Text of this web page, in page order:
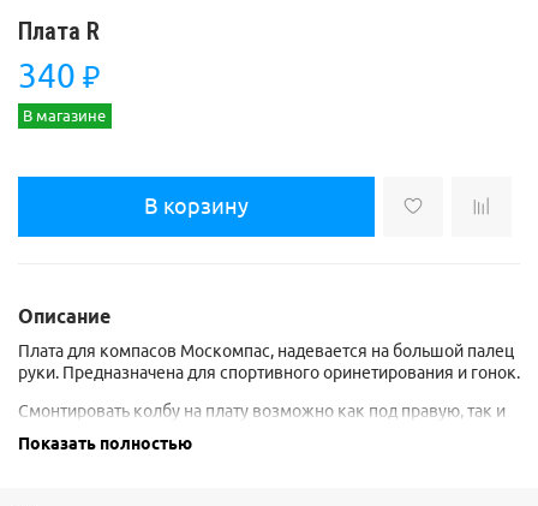
Плата R
340 ₽
В магазине
В корзину
Описание
Плата для компасов Москомпас, надевается на большой палец
руки. Предназначена для спортивного оринетирования и гонок.
Смонтировать колбу на плату возможно как под правую, так и
то изначально нет разницы, "левая" они или "правая". Так как
Показать полностью